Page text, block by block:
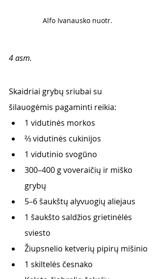
Alfo Ivanausko nuotr.
4 asm.
Skaidriai grybų sriubai su
šilauogėmis pagaminti reikia:
1 vidutinės morkos
⅔ vidutinės cukinijos
1 vidutinio svogūno
300–400 g voveraičių ir miško
grybų
5–6 šaukštų alyvuogių aliejaus
1 šaukšto saldžios grietinėlės
sviesto
Žiupsnelio ketverių pipirų mišinio
1 skiltelės česnako